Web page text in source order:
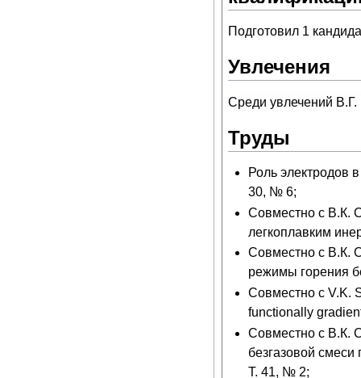
Подготовил 1
Увлечения
Среди увлечений
Труды
Роль электродов
30, № 6;
Совместно с В.К.
легкоплавким
Совместно с В.К.
режимы горения
Совместно с V.K.
functionally
Совместно с В.К.
безгазовой
Т. 41, № 2;